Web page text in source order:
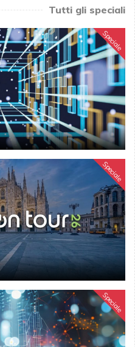
Tutti gli speciali
Speciale
Speciale
Speciale